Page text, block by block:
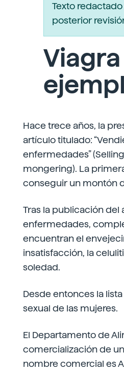
Texto
posterior
Hace trece años, la
artículo titulado:
enfermedades”
mongering). La
conseguir un montón
Tras la publicación del
enfermedades,
encuentran el
insatisfacción, la
soledad.
Desde entonces la
sexual de las mujeres.
El Departamento de
comercialización de
nombre comercial es